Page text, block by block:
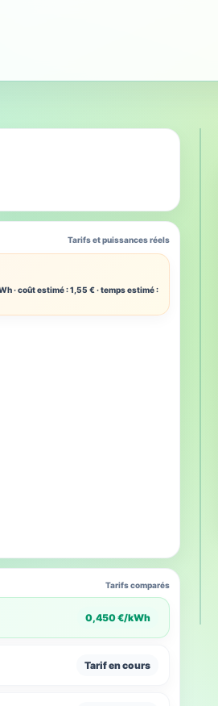
Tarifs et puissances réels
· coût estimé : 1,55 € · temps estimé :
Tarifs comparés
0,450 €/kWh
Tarif en cours